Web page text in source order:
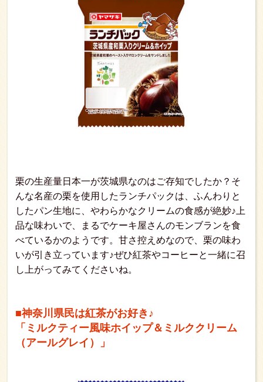
栗の生産量日本一が茨城県なのはご存知でしたか？そ
んな名産の栗を使用したランチパックは、ふんわりと
したパン生地に、やわらかなクリームの食感が絶妙♪上
品な味わいで、まるでケーキ屋さんのモンブランを食
べているかのようです。甘さ控えめなので、栗の味わ
いが引き立っています♪ぜひ紅茶やコーヒーと一緒に召
し上がってみてくださいね。
■神奈川県民は紅茶がお好き♪
「ミルクティー風味ホイップ＆ミルククリーム
（アールグレイ）」